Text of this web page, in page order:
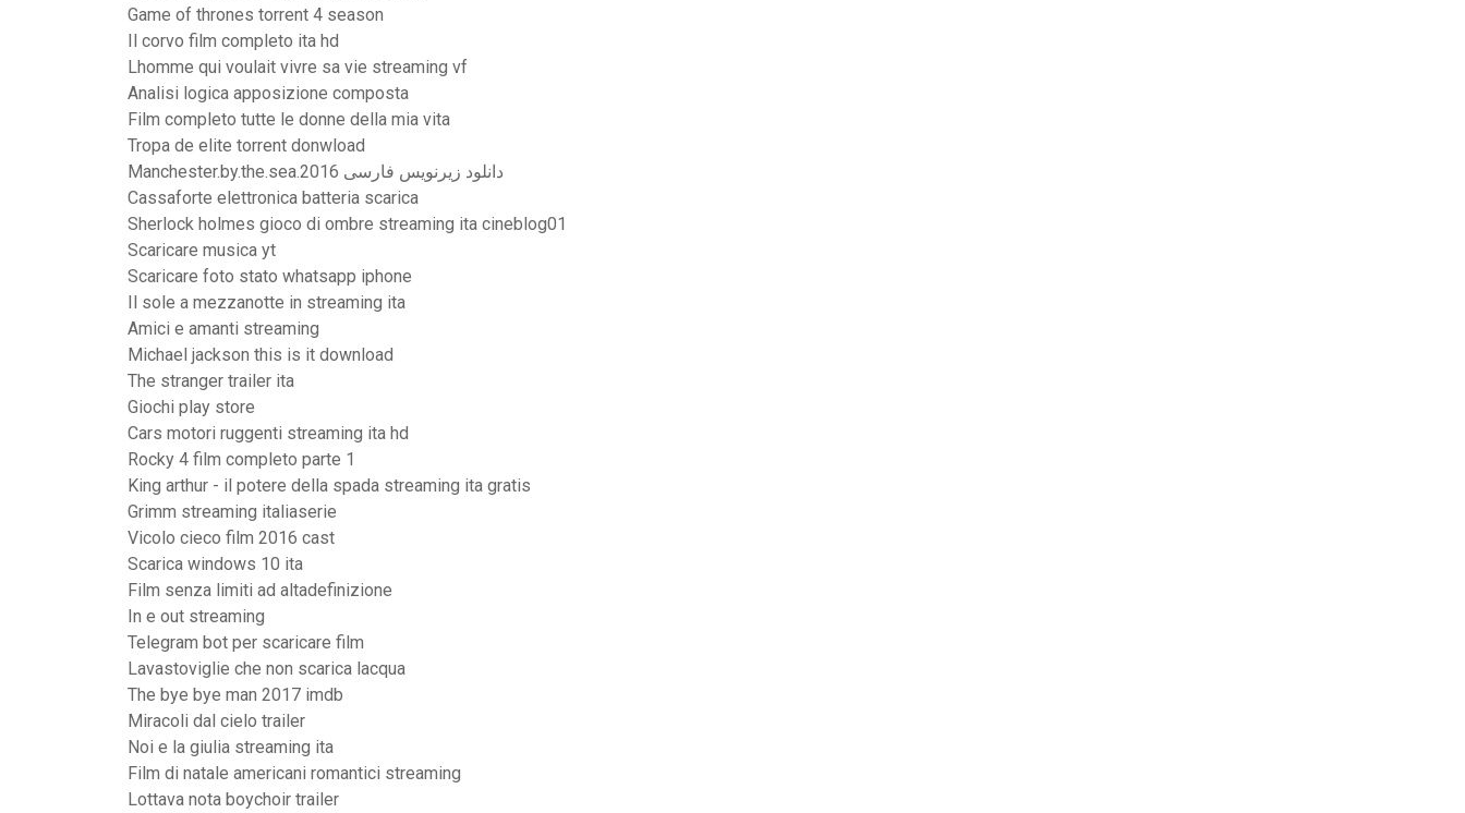
Game of thrones torrent 4 season
Il corvo film completo ita hd
Lhomme qui voulait vivre sa vie streaming vf
Analisi logica apposizione composta
Film completo tutte le donne della mia vita
Tropa de elite torrent donwload
Manchester.by.the.sea.2016 دانلود زیرنویس فارسی
Cassaforte elettronica batteria scarica
Sherlock holmes gioco di ombre streaming ita cineblog01
Scaricare musica yt
Scaricare foto stato whatsapp iphone
Il sole a mezzanotte in streaming ita
Amici e amanti streaming
Michael jackson this is it download
The stranger trailer ita
Giochi play store
Cars motori ruggenti streaming ita hd
Rocky 4 film completo parte 1
King arthur - il potere della spada streaming ita gratis
Grimm streaming italiaserie
Vicolo cieco film 2016 cast
Scarica windows 10 ita
Film senza limiti ad altadefinizione
In e out streaming
Telegram bot per scaricare film
Lavastoviglie che non scarica lacqua
The bye bye man 2017 imdb
Miracoli dal cielo trailer
Noi e la giulia streaming ita
Film di natale americani romantici streaming
Lottava nota boychoir trailer